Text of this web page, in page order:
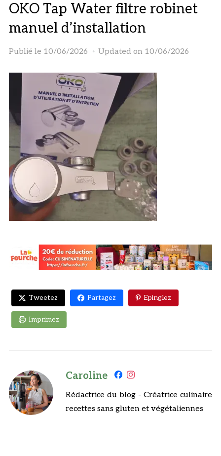
OKO Tap Water filtre robinet
manuel d’installation
Publié le 10/06/2026 Updated on 10/06/2026
Tweetez Partagez Epinglez
Imprimez
Caroline
Rédactrice du blog - Créatrice culinaire
recettes sans gluten et végétaliennes